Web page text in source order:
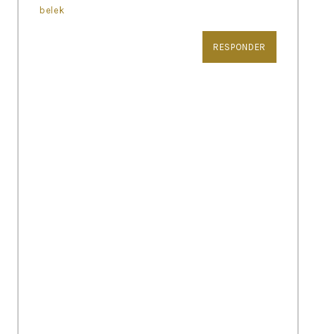
belek
RESPONDER